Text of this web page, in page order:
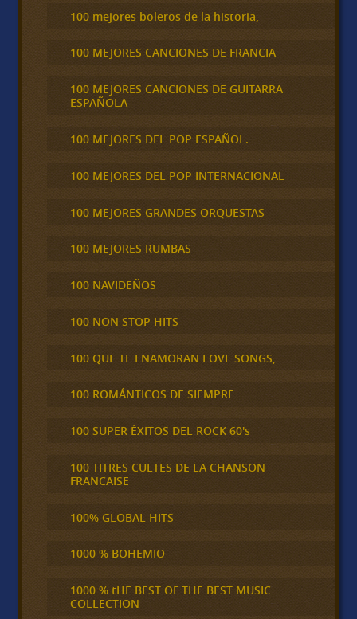
100 mejores boleros de la historia,
100 MEJORES CANCIONES DE FRANCIA
100 MEJORES CANCIONES DE GUITARRA
ESPAÑOLA
100 MEJORES DEL POP ESPAÑOL.
100 MEJORES DEL POP INTERNACIONAL
100 MEJORES GRANDES ORQUESTAS
100 MEJORES RUMBAS
100 NAVIDEÑOS
100 NON STOP HITS
100 QUE TE ENAMORAN LOVE SONGS,
100 ROMÁNTICOS DE SIEMPRE
100 SUPER ÉXITOS DEL ROCK 60's
100 TITRES CULTES DE LA CHANSON
FRANCAISE
100% GLOBAL HITS
1000 % BOHEMIO
1000 % tHE BEST OF THE BEST MUSIC
COLLECTION